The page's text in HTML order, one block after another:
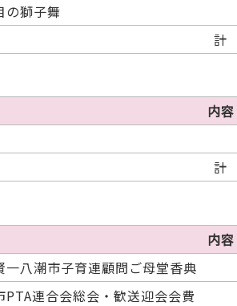
の獅子舞
計
内容
計
内容
一八潮市子育連顧問ご母堂香典
PTA連合会総会・歓送迎会会費